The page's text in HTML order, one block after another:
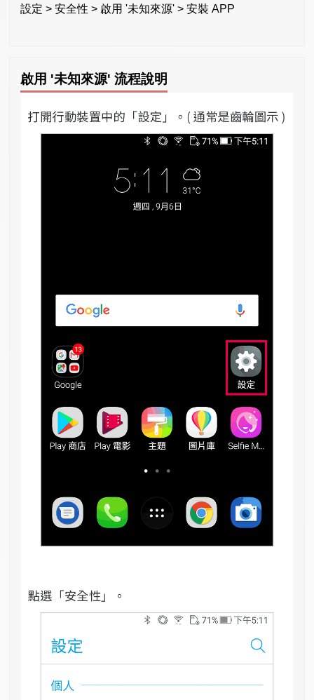
設定 > 安全性 > 啟用 '未知來源' > 安裝 APP
啟用 '未知來源' 流程說明